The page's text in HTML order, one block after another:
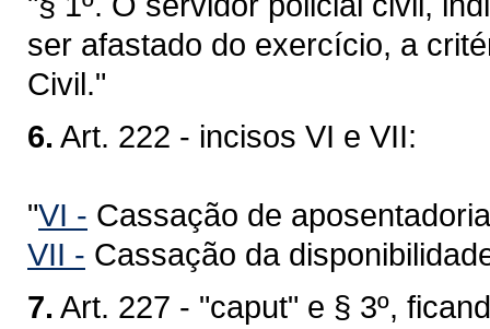
ser afastado do exercício, a
Civil."
6. Art. 222 - incisos VI e VII:
"VI - Cassação de
VII - Cassação da
7. Art. 227 - "caput" e § 3º,